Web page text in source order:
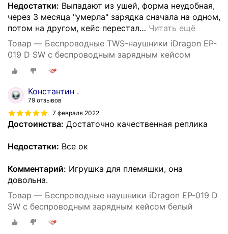
Недостатки: Выпадают из ушей, форма неудобная,
через 3 месяца "умерла" зарядка сначала на одном,
потом на другом, кейс перестал… Читать ещё
Товар — Беспроводные TWS-наушники iDragon EP-
019 D SW с беспроводным зарядным кейсом
Константин .
79 отзывов
7 февраля 2022
Достоинства: Достаточно качественная реплика
Недостатки: Все ок
Комментарий: Игрушка для племяшки, она
довольна.
Товар — Беспроводные наушники iDragon EP-019 D
SW с беспроводным зарядным кейсом белый